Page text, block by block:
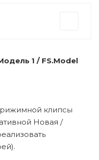
1 / FS.Model
клипсы
Новая /